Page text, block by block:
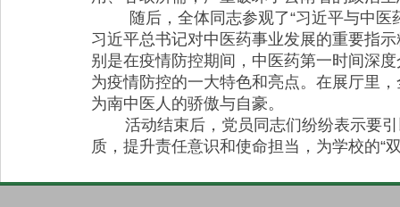
随后，全体同志参观了“习近平与中
习近平总书记对中医药事业发展的重要指
别是在疫情防控期间，中医药第一时间深
为疫情防控的一大特色和亮点。在展厅里
为南中医人的骄傲与自豪。
活动结束后，党员同志们纷纷表示要
质，提升责任意识和使命担当，为学校的“